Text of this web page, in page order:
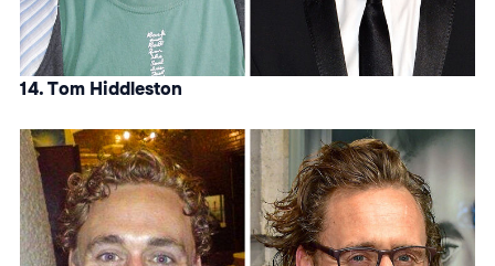
14. Tom Hiddleston